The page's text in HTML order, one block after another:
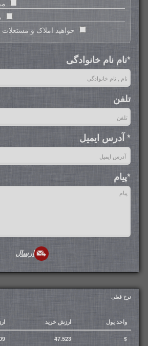
خواهید املاک و
*نام نام خانواد‌گی
تلفن
* آدرس ایمیل
*پیام
ارسال
نرخ فعلی‌
واحد پول ارزش خرید
$
47.523